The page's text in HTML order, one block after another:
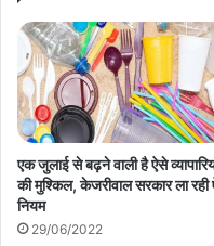
एक जुलाई से बढ़ने वाली है ऐसे
की मुश्किल, केजरीवाल सरकार ला रही
नियम
29/06/2022